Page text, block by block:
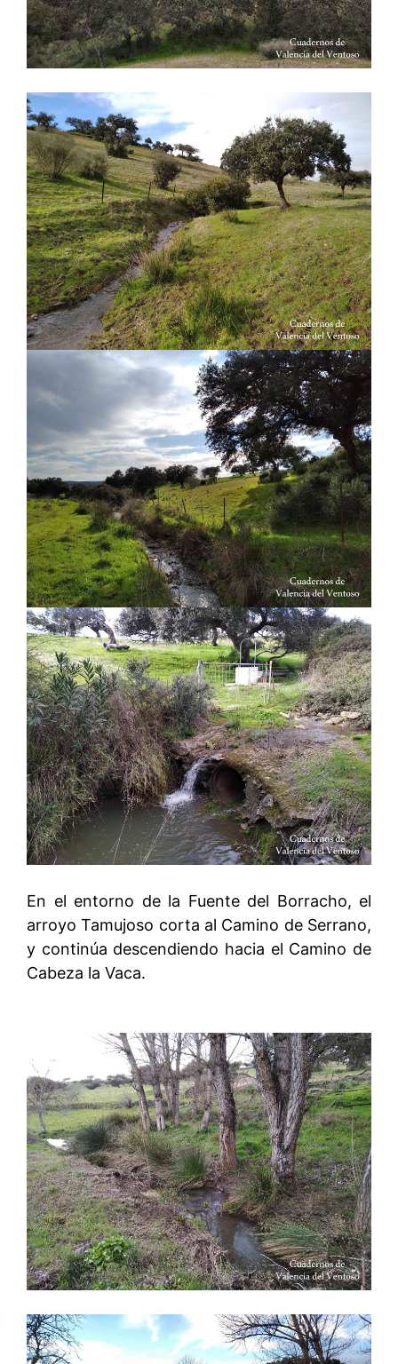
En el entorno de la Fuente del Borracho, el
arroyo Tamujoso corta al Camino de Serrano,
y continúa descendiendo hacia el Camino de
Cabeza la Vaca.